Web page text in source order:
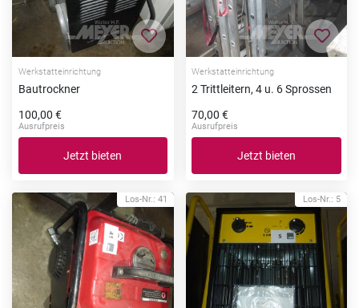
Zur Merkliste hinzufügen
Werkstatteinrichtung
Bautrockner
100,00 €
Ausrufpreis
Jetzt bieten
Zur
Werkstatteinrichtung
2 Trittleitern, 4 u. 6 Sprossen
70,00 €
Ausrufpreis
Jetzt bieten
Los-Nr.: 41 Los-Nr.: 5